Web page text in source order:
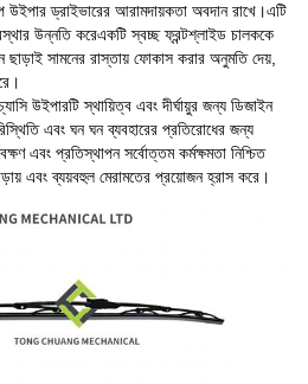
উইপার ড্রাইভারের আরামদায়কতা অবদান রাখে।এটি
উন্নতি করেএকটি স্বচ্ছ ফ্রন্টশ্লাইড চালককে
সামনের রাস্তায় ফোকাস করার অনুমতি দেয়,
চ্যাসি উইপারটি স্থায়িত্ব এবং দীর্ঘায়ুর জন্য ডিজাইন
এবং ঘন ঘন ব্যবহারের প্রতিরোধের জন্য
এবং প্রতিস্থাপন সর্বোত্তম কর্মক্ষমতা নিশ্চিত
এবং ব্যয়বহুল মেরামতের প্রয়োজন হ্রাস করে।